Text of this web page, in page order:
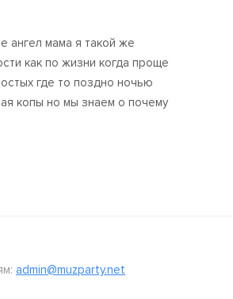
ангел мама я такой же
как по жизни когда проще
где то поздно ночью
копы но мы знаем о почему
admin@muzparty.net